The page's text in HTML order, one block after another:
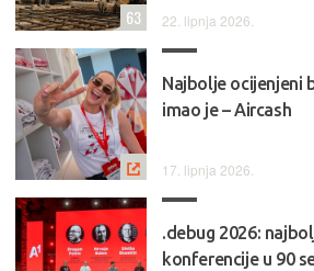
22. lipnja 2026.
63
Najbolje ocijenjeni
imao je – Aircash
17. lipnja 2026.
.debug 2026:
konferencije u 90